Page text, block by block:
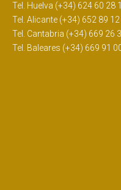
Tel. Huelva (+34) 624 60 28
Tel. Alicante (+34) 652 89 12
Tel. Cantabria (+34) 669 26
Tel. Baleares (+34) 669 91